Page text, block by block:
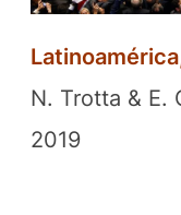
N. Trotta & E.
2019